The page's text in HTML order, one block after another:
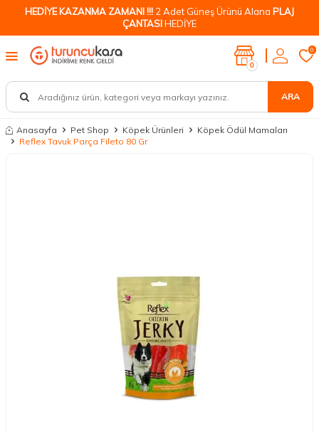
HEDİYE KAZANMA ZAMANI !!! 2 Adet Güneş Ürünü Alana PLAJ
ÇANTASIHEDİYE
ARA
0
0
Anasayfa Pet Shop Köpek Ürünleri
Köpek Ödül Mamaları
Reflex Tavuk Parça Fileto 80 Gr